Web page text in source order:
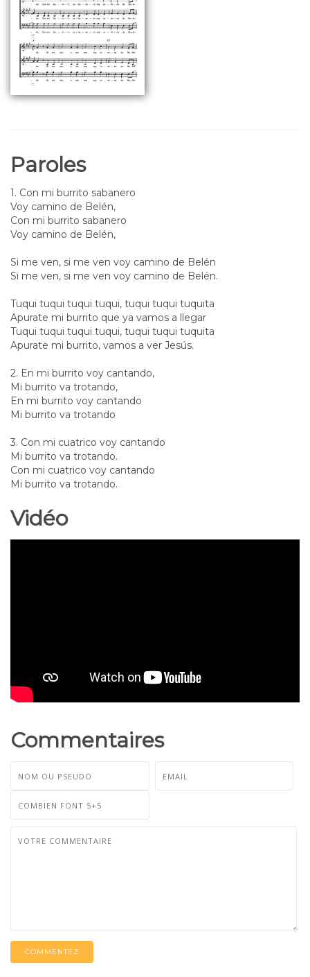
Paroles
1. Con mi burrito sabanero
Voy camino de Belén,
Con mi burrito sabanero
Voy camino de Belén,
Si me ven, si me ven voy camino de Belén
Si me ven, si me ven voy camino de Belén.
Tuqui tuqui tuqui tuqui, tuqui tuqui tuquita
Apurate mi burrito que ya vamos a llegar
Tuqui tuqui tuqui tuqui, tuqui tuqui tuquita
Apurate mi burrito, vamos a ver Jesús.
2. En mi burrito voy cantando,
Mi burrito va trotando,
En mi burrito voy cantando
Mi burrito va trotando
3. Con mi cuatrico voy cantando
Mi burrito va trotando.
Con mi cuatrico voy cantando
Mi burrito va trotando.
Vidéo
Commentaires
COMMENTEZ